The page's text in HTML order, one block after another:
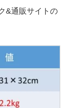
&通販サイトの